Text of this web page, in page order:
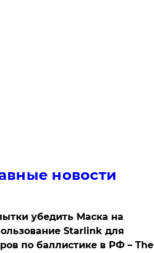
новости
убедить Маска на
Starlink для
по баллистике в РФ – The